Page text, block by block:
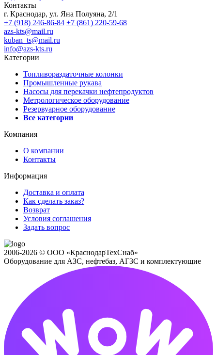
Контакты
г. Краснодар, ул. Яна Полуяна, 2/1
+7 (918) 246-86-84 +7 (861) 220-59-68
azs-kts@mail.ru
kuban_ts@mail.ru
info@azs-kts.ru
Категории
Топливораздаточные колонки
Промышленные рукава
Насосы для перекачки нефтепродуктов
Метрологическое оборудование
Резервуарное оборудование
Все категории
Компания
О компании
Контакты
Информация
Доставка и оплата
Как сделать заказ?
Возврат
Условия соглашения
Задать вопрос
2006-2026 © ООО «КраснодарТехСнаб»
Оборудование для АЗС, нефтебаз, АГЗС и комплектующие